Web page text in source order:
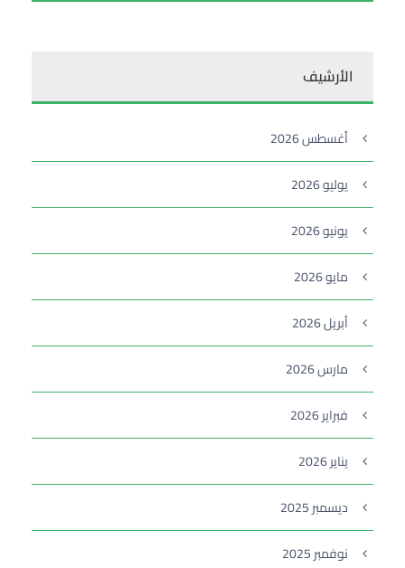
الأرشيف
أغسطس 2026
يوليو 2026
يونيو 2026
مايو 2026
أبريل 2026
مارس 2026
فبراير 2026
يناير 2026
ديسمبر 2025
نوفمبر 2025